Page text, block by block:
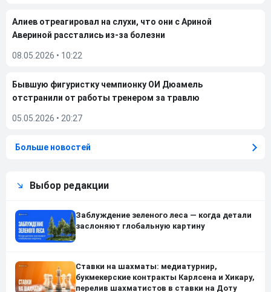
Алиев отреагировал на слухи, что они с Ариной
Авериной расстались из-за болезни
08.05.2026 • 10:22
Бывшую фигуристку чемпионку ОИ Дюамель
отстранили от работы тренером за травлю
05.05.2026 • 20:27
Больше новостей
Выбор редакции
Заблуждение зеленого леса — когда детали
заслоняют глобальную картину
Ставки на шахматы: медиатурнир,
букмекерские контракты Карлсена и Хикару,
перелив шахматистов в ставки на Доту